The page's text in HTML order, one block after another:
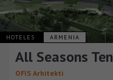
HOTELES ARMENIA
All Seasons
OFIS Arhitekti